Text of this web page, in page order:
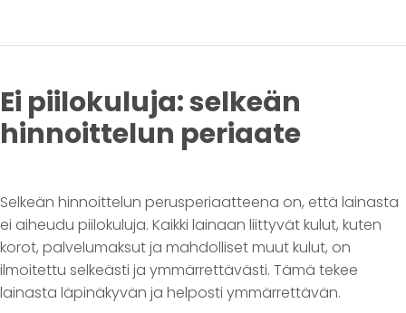
Ei piilokuluja: selkeän
hinnoittelun periaate
Selkeän hinnoittelun perusperiaatteena on, että lainasta
ei aiheudu piilokuluja. Kaikki lainaan liittyvät kulut, kuten
korot, palvelumaksut ja mahdolliset muut kulut, on
ilmoitettu selkeästi ja ymmärrettävästi. Tämä tekee
lainasta läpinäkyvän ja helposti ymmärrettävän.